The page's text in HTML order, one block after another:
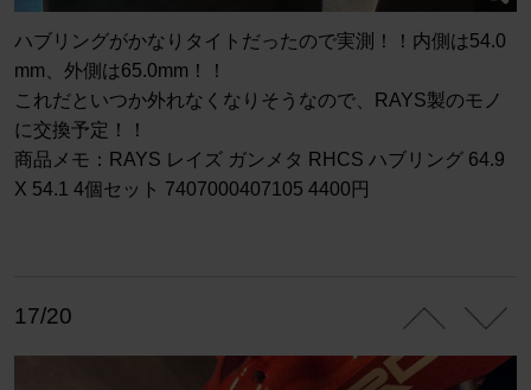
ハブリングがかなりタイトだったので実測！！内側は54.0
mm、外側は65.0mm！！
これだといつか外れなくなりそうなので、RAYS製のモノ
に交換予定！！
商品メモ：RAYS レイズ ガンメタ RHCS ハブリング 64.9
X 54.1 4個セット 7407000407105 4400円
17/20